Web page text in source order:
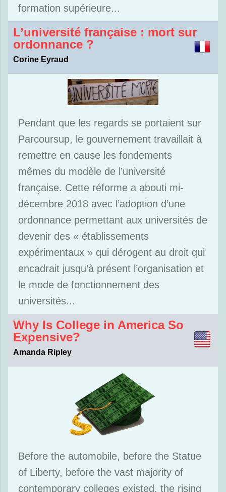
formation supérieure...
L’université française : mort sur
ordonnance ?
Corine Eyraud
Pendant que les regards se portaient sur
Parcoursup, le gouvernement travaillait à
remettre en cause les fondements
mêmes du modèle de l’université
française. Cette réforme a abouti mi-
décembre 2018 avec l’adoption d’une
ordonnance permettant aux universités de
devenir des « établissements
expérimentaux » qui dérogent au droit qui
encadrait jusqu’à présent l’organisation et
le mode de fonctionnement des
universités...
Why Is College in America So
Expensive?
Amanda Ripley
Before the automobile, before the Statue
of Liberty, before the vast majority of
contemporary colleges existed, the rising